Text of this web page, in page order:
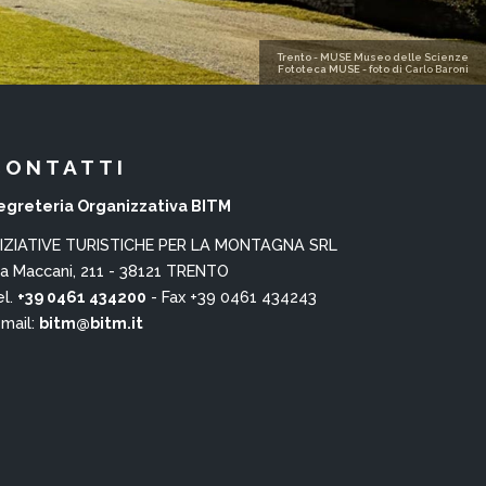
Trento - MUSE Museo delle Scienze
Fototeca MUSE - foto di Carlo Baroni
Organizzativa BITM
TURISTICHE PER LA MONTAGNA SRL
Maccani, 211 - 38121 TRENTO
+39 0461 434200 - Fax +39 0461 434243
bitm@bitm.it